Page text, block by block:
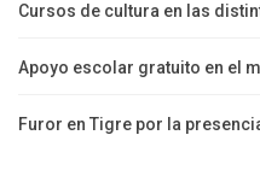
Cursos de cultura en las
Apoyo escolar gratuito en el
Furor en Tigre por la